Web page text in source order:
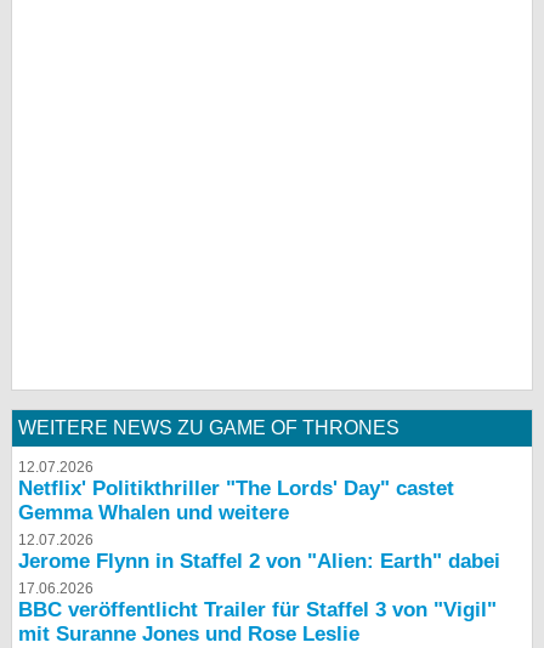
WEITERE NEWS ZU GAME OF THRONES
12.07.2026
Netflix' Politikthriller "The Lords' Day" castet
Gemma Whalen und weitere
12.07.2026
Jerome Flynn in Staffel 2 von "Alien: Earth" dabei
17.06.2026
BBC veröffentlicht Trailer für Staffel 3 von "Vigil"
mit Suranne Jones und Rose Leslie